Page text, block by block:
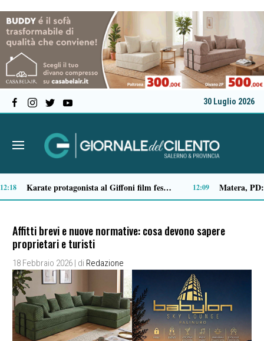
30 Luglio 2026
Traffico di cocaina dal Sud America, la coppia arrestata è di Buonabitacolo: avrebbe rifornito il Vallo di Diano 10:12
Affitti brevi e nuove normative: cosa devono sapere
proprietari e turisti
18 Febbraio 2026 | di Redazione